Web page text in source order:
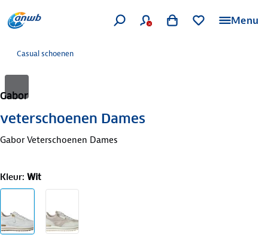
Menu
Casual schoenen
Gabor
veterschoenen Dames
Gabor Veterschoenen Dames
Kleur: Wit